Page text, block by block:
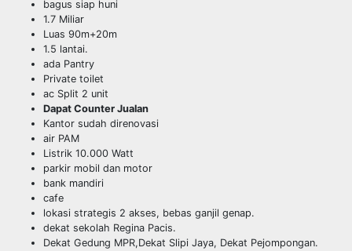
bagus siap huni
1.7 Miliar
Luas 90m+20m
1.5 lantai.
ada Pantry
Private toilet
ac Split 2 unit
Dapat Counter Jualan
Kantor sudah direnovasi
air PAM
Listrik 10.000 Watt
parkir mobil dan motor
bank mandiri
cafe
lokasi strategis 2 akses, bebas ganjil genap.
dekat sekolah Regina Pacis.
Dekat Gedung MPR,Dekat Slipi Jaya, Dekat Pejompongan.